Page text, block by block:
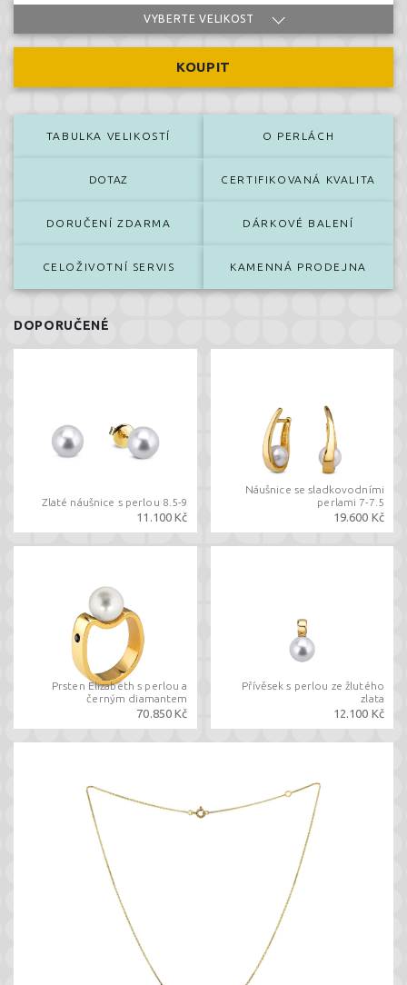
VYBERTE VELIKOST
KOUPIT
TABULKA VELIKOSTÍ O PERLÁCH
DOTAZ CERTIFIKOVANÁ KVALITA
DORUČENÍ ZDARMA DÁRKOVÉ BALENÍ
CELOŽIVOTNÍ SERVIS KAMENNÁ PRODEJNA
DOPORUČENÉ
Zlaté náušnice s perlou 8.5-9
11.100 Kč
Náušnice se sladkovodními
perlami 7-7.5
19.600 Kč
Prsten Elizabeth s perlou a
černým diamantem
70.850 Kč
Přívěsek s perlou ze žlutého
zlata
12.100 Kč